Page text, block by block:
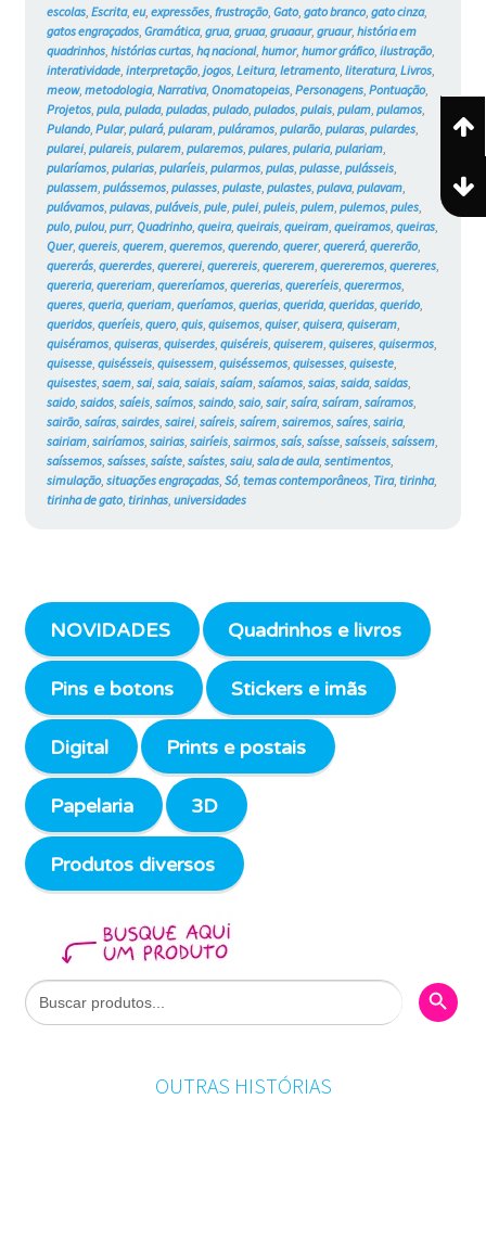
escolas, Escrita, eu, expressões, frustração, Gato, gato branco, gato cinza,
gatos engraçados, Gramática, grua, gruaa, gruaaur, gruaur, história em
quadrinhos, histórias curtas, hq nacional, humor, humor gráfico, ilustração,
interatividade, interpretação, jogos, Leitura, letramento, literatura, Livros,
meow, metodologia, Narrativa, Onomatopeias, Personagens, Pontuação,
Projetos, pula, pulada, puladas, pulado, pulados, pulais, pulam, pulamos,
Pulando, Pular, pulará, pularam, puláramos, pularão, pularas, pulardes,
pularei, pulareis, pularem, pularemos, pulares, pularia, pulariam,
pularíamos, pularias, pularíeis, pularmos, pulas, pulasse, pulásseis,
pulassem, pulássemos, pulasses, pulaste, pulastes, pulava, pulavam,
pulávamos, pulavas, puláveis, pule, pulei, puleis, pulem, pulemos, pules,
pulo, pulou, purr, Quadrinho, queira, queirais, queiram, queiramos, queiras,
Quer, quereis, querem, queremos, querendo, querer, quererá, quererão,
quererás, quererdes, quererei, querereis, quererem, quereremos, quereres,
quereria, quereriam, quereríamos, quererias, quereríeis, querermos,
queres, queria, queriam, queríamos, querias, querida, queridas, querido,
queridos, queríeis, quero, quis, quisemos, quiser, quisera, quiseram,
quiséramos, quiseras, quiserdes, quiséreis, quiserem, quiseres, quisermos,
quisesse, quisésseis, quisessem, quiséssemos, quisesses, quiseste,
quisestes, saem, sai, saia, saiais, saíam, saíamos, saias, saida, saidas,
saido, saidos, saíeis, saímos, saindo, saio, sair, saíra, saíram, saíramos,
sairão, saíras, sairdes, sairei, saíreis, saírem, sairemos, saíres, sairia,
sairiam, sairíamos, sairias, sairíeis, sairmos, saís, saísse, saísseis, saíssem,
saíssemos, saísses, saíste, saístes, saiu, sala de aula, sentimentos,
simulação, situações engraçadas, Só, temas contemporâneos, Tira, tirinha,
tirinha de gato, tirinhas, universidades
NOVIDADES Quadrinhos e livros
Pins e botons Stickers e imãs
Digital Prints e postais
Papelaria 3D
Produtos diversos
Search
for:
Search
OUTRAS HISTÓRIAS